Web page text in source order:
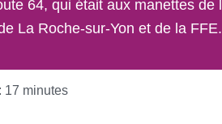
64, qui était aux manettes
La Roche-sur-Yon et de la FFE.
17 minutes